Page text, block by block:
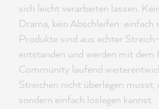
sich leicht verarbeiten lassen.
Drama, kein Abschleifen: einfach
Produkte sind aus echter
entstanden und werden mit dem
Community laufend
Streichen nicht überlegen musst,
sondern einfach loslegen kannst.